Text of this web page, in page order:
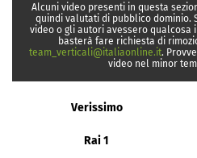
Alcuni video presenti in questa
quindi valutati di pubblico dominio.
video o gli autori avessero
basterà fare richiesta di
team_verticali@italiaonline.it.
video nel minor
Verissimo
Rai 1